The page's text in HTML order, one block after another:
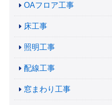
OAフロア工事
床工事
照明工事
配線工事
窓まわり工事